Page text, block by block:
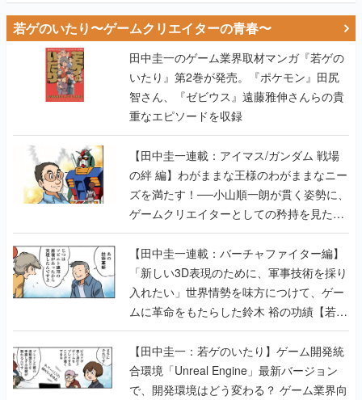
若ゲのいたり〜ゲームクリエイターの青春〜
田中圭一のゲーム業界取材マンガ『若ゲの
いたり』第2巻が発売。『ポケモン』田尻
智さん、『ゼビウス』遠藤雅伸さんらの貴
重なエピソードを収録
【田中圭一連載：アイマス/ガンダム 戦場
の絆 編】わがままな王様のわがままなニー
ズを満たす！──小山順一朗が貫く姿勢に、
ゲームクリエイターとしての矜持を見た
【若ゲのいたり最終回】
【田中圭一連載：バーチャファイター編】
「新しい3D表現のために、軍事技術を採り
入れたい」世界情勢を味方につけて、ゲー
ムに革命をもたらした鈴木 裕の功績【若ゲ
のいたり】
【田中圭一：若ゲのいたり】ゲーム開発統
合環境「Unreal Engine」最新バージョン
で、開発環境はどう変わる？ ゲーム業界向